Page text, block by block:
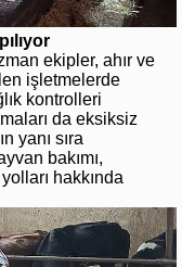
ekipler, ahır ve
işletmelerde
kontrolleri
da eksiksiz
yanı sıra
bakımı,
hakkında